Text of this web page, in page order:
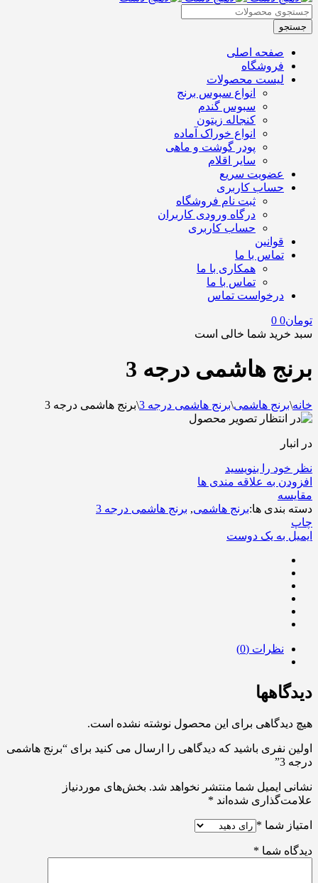
صفحه اصلی
فروشگاه
لیست محصولات
انواع سبوس برنج
سبوس گندم
کنجاله زیتون
انواع خوراک آماده
پودر گوشت و ماهی
سایر اقلام
عضویت سریع
حساب کاربری
ثبت نام فروشگاه
درگاه ورودی کاربران
حساب کاربری
قوانین
تماس با ما
همکاری با ما
تماس با ما
درخواست تماس
تومان0
0
سبد خرید شما خالی است
برنج هاشمی درجه 3
خانه\برنج هاشمی\برنج هاشمی درجه 3 \برنج هاشمی درجه 3
در انبار
نظر خود را بنویسید
افزودن به علاقه مندی ها
مقایسه
دسته بندی ها:برنج هاشمی, برنج هاشمی درجه 3
چاپ
ایمیل به یک دوست
نظرات (0)
دیدگاهها
هیچ دیدگاهی برای این محصول نوشته نشده است.
اولین نفری باشید که دیدگاهی را ارسال می کنید برای “برنج هاشمی
درجه 3”
نشانی ایمیل شما منتشر نخواهد شد. بخش‌های موردنیاز
علامت‌گذاری شده‌اند *
امتیاز شما *
دیدگاه شما *